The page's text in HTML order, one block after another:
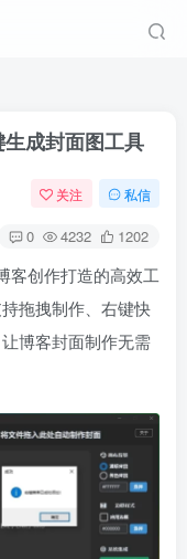
成封面图工具
关注 私信
0 4232 1202
客创作打造的高效工
持拖拽制作、右键快
博客封面制作无需